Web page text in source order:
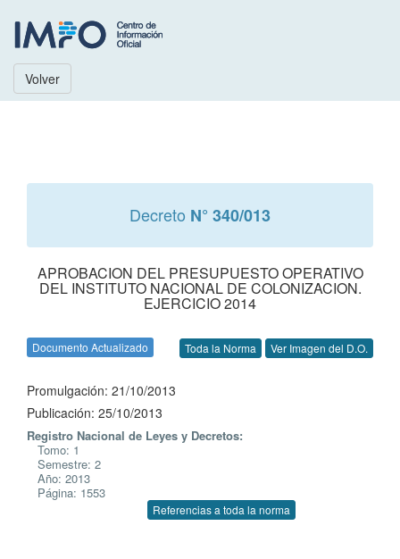
Volver
Decreto N° 340/013
APROBACION DEL PRESUPUESTO OPERATIVO
DEL INSTITUTO NACIONAL DE COLONIZACION.
EJERCICIO 2014
Documento Actualizado Toda la Norma Ver Imagen del D.O.
Promulgación: 21/10/2013
Publicación: 25/10/2013
Registro Nacional de Leyes y Decretos:
Tomo: 1
Semestre: 2
Año: 2013
Página: 1553
Referencias a toda la norma